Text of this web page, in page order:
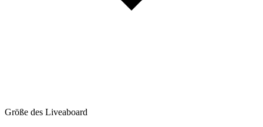
Größe des Liveaboard